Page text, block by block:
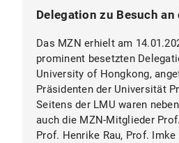
Delegation zu Besuch an
Das MZN erhielt am
prominent besetzten
University of Hongkong,
Präsidenten der Universität
Seitens der LMU waren
auch die MZN-Mitglieder
Prof. Henrike Rau, Prof. Imke